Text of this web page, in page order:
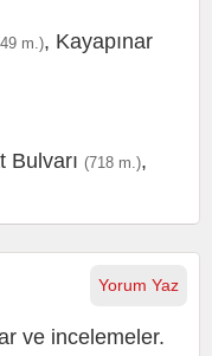
m.), Kayapınar
Bulvarı (718 m.),
Yorum Yaz
ve incelemeler.